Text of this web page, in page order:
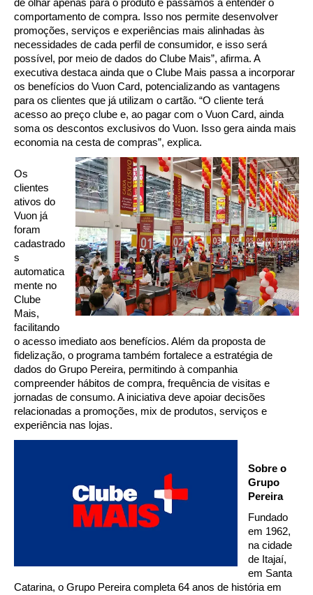
de olhar apenas para o produto e passamos a entender o
comportamento de compra. Isso nos permite desenvolver
promoções, serviços e experiências mais alinhadas às
necessidades de cada perfil de consumidor, e isso será
possível, por meio de dados do Clube Mais”, afirma. A
executiva destaca ainda que o Clube Mais passa a incorporar
os benefícios do Vuon Card, potencializando as vantagens
para os clientes que já utilizam o cartão. “O cliente terá
acesso ao preço clube e, ao pagar com o Vuon Card, ainda
soma os descontos exclusivos do Vuon. Isso gera ainda mais
economia na cesta de compras”, explica.
Os
clientes
ativos do
Vuon já
foram
cadastrado
s
automatica
mente no
Clube
Mais,
facilitando
o acesso imediato aos benefícios. Além da proposta de
fidelização, o programa também fortalece a estratégia de
dados do Grupo Pereira, permitindo à companhia
compreender hábitos de compra, frequência de visitas e
jornadas de consumo. A iniciativa deve apoiar decisões
relacionadas a promoções, mix de produtos, serviços e
experiência nas lojas.
Sobre o
Grupo
Pereira
Fundado
em 1962,
na cidade
de Itajaí,
em Santa
Catarina, o Grupo Pereira completa 64 anos de história em